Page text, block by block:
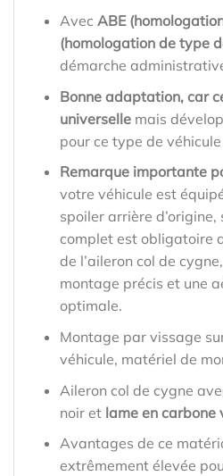
Avec ABE
(homologation de type
démarche
Bonne adaptation, car
universellemais
pour ce type de véhicule
Remarque importante
votre véhicule est
spoiler arrière
complet est obligatoire
de l’aileron col de
montage précis et une
optimale.
Montage par vissage
véhicule, matériel de
Aileron col de cygne
noir et lame en
Avantages de ce
extrêmement élevée